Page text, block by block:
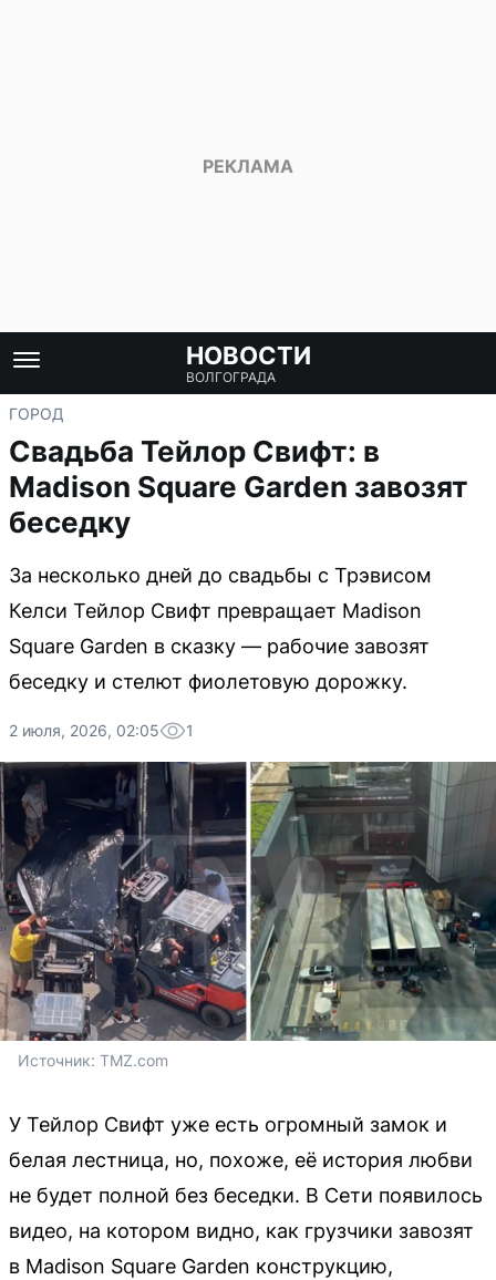
НОВОСТИ
ВОЛГОГРАДА
ГОРОД
Свадьба Тейлор Свифт: в
Madison Square Garden завозят
беседку
За несколько дней до свадьбы с Трэвисом
Келси Тейлор Свифт превращает Madison
Square Garden в сказку — рабочие завозят
беседку и стелют фиолетовую дорожку.
2 июля, 2026, 02:05 1
Источник: TMZ.com
У Тейлор Свифт уже есть огромный замок и
белая лестница, но, похоже, её история любви
не будет полной без беседки. В Сети появилось
видео, на котором видно, как грузчики завозят
в Madison Square Garden конструкцию,